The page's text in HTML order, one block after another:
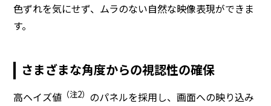
色ずれを気にせず、ムラのない自然な映像表現ができま
す。
さまざまな角度からの視認性の確保
高ヘイズ値 （注2） のパネルを採用し、画面への映り込み